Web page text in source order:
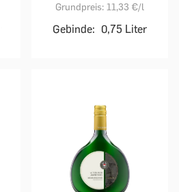
Grundpreis: 11,33 €/l
Gebinde: 0,75 Liter